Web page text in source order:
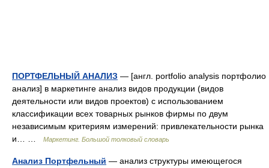
ПОРТФЕЛЬНЫЙ АНАЛИЗ — [англ. portfolio analysis портфолио
анализ] в маркетинге анализ видов продукции (видов
деятельности или видов проектов) с использованием
классификации всех товарных рынков фирмы по двум
независимым критериям измерений: привлекательности рынка
и… …
Маркетинг. Большой толковый словарь
Анализ Портфельный — анализ структуры имеющегося